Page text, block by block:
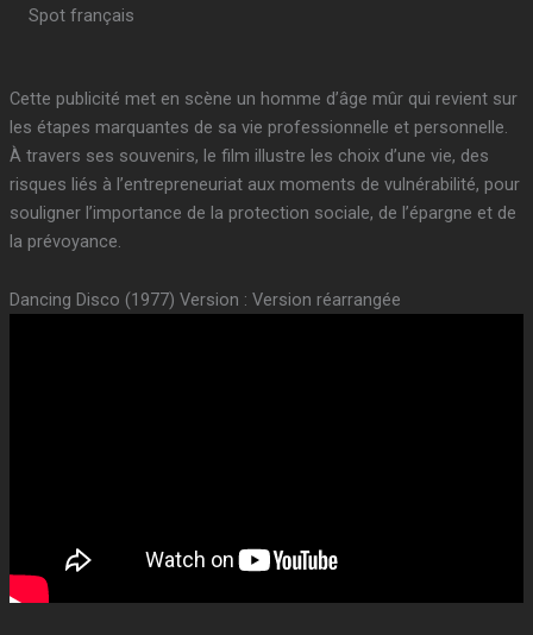
Spot français
Cette publicité met en scène un homme d’âge mûr qui revient sur
les étapes marquantes de sa vie professionnelle et personnelle.
À travers ses souvenirs, le film illustre les choix d’une vie, des
risques liés à l’entrepreneuriat aux moments de vulnérabilité, pour
souligner l’importance de la protection sociale, de l’épargne et de
la prévoyance.
Dancing Disco (1977) Version : Version réarrangée